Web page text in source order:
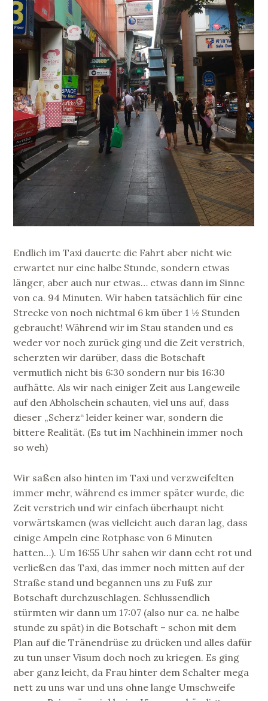
Endlich im Taxi dauerte die Fahrt aber nicht wie
erwartet nur eine halbe Stunde, sondern etwas
länger, aber auch nur etwas… etwas dann im Sinne
von ca. 94 Minuten. Wir haben tatsächlich für eine
Strecke von noch nichtmal 6 km über 1 ½ Stunden
gebraucht! Während wir im Stau standen und es
weder vor noch zurück ging und die Zeit verstrich,
scherzten wir darüber, dass die Botschaft
vermutlich nicht bis 6:30 sondern nur bis 16:30
aufhätte. Als wir nach einiger Zeit aus Langeweile
auf den Abholschein schauten, viel uns auf, dass
dieser „Scherz“ leider keiner war, sondern die
bittere Realität. (Es tut im Nachhinein immer noch
so weh)
Wir saßen also hinten im Taxi und verzweifelten
immer mehr, während es immer später wurde, die
Zeit verstrich und wir einfach überhaupt nicht
vorwärtskamen (was vielleicht auch daran lag, dass
einige Ampeln eine Rotphase von 6 Minuten
hatten…). Um 16:55 Uhr sahen wir dann echt rot und
verließen das Taxi, das immer noch mitten auf der
Straße stand und begannen uns zu Fuß zur
Botschaft durchzuschlagen. Schlussendlich
stürmten wir dann um 17:07 (also nur ca. ne halbe
stunde zu spät) in die Botschaft – schon mit dem
Plan auf die Tränendrüse zu drücken und alles dafür
zu tun unser Visum doch noch zu kriegen. Es ging
aber ganz leicht, da Frau hinter dem Schalter mega
nett zu uns war und uns ohne lange Umschweife